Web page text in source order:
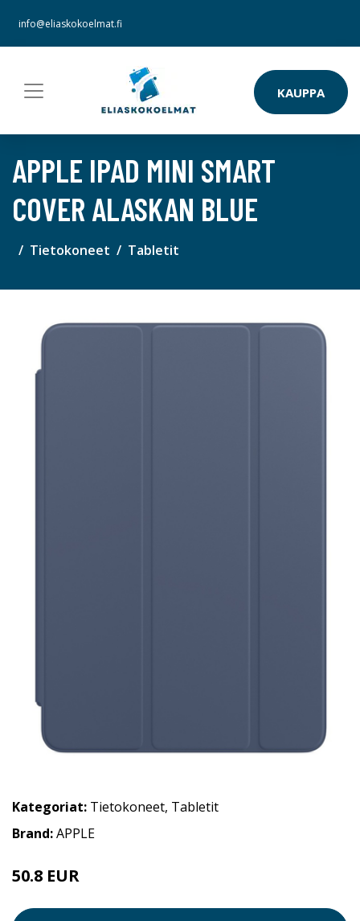
info@eliaskokoelmat.fi
KAUPPA
APPLE IPAD MINI SMART
COVER ALASKAN BLUE
Tietokoneet Tabletit
Kategoriat: Tietokoneet, Tabletit
Brand:APPLE
50.8 EUR